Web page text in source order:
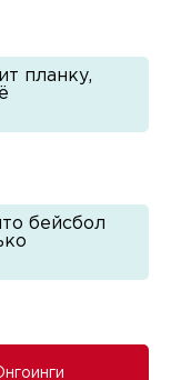
планку,
бейсбол